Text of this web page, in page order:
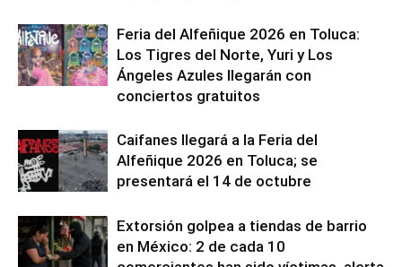
Feria del Alfeñique 2026 en Toluca:
Los Tigres del Norte, Yuri y Los
Ángeles Azules llegarán con
conciertos gratuitos
Caifanes llegará a la Feria del
Alfeñique 2026 en Toluca; se
presentará el 14 de octubre
Extorsión golpea a tiendas de barrio
en México: 2 de cada 10